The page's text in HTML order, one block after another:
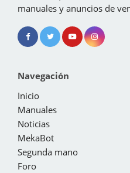
manuales y anuncios de
Navegación
Inicio
Manuales
Noticias
MekaBot
Segunda mano
Foro